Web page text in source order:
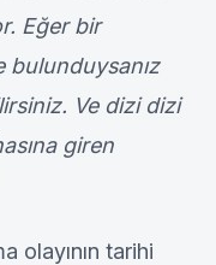
Eğer bir
bulunduysanız
Ve dizi dizi
giren
olayının tarihi